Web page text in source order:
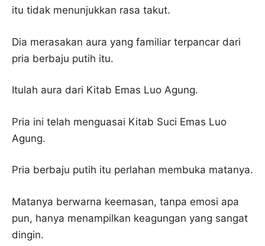
itu tidak menunjukkan rasa takut.
Dia merasakan aura yang familiar terpancar dari
pria berbaju putih itu.
Itulah aura dari Kitab Emas Luo Agung.
Pria ini telah menguasai Kitab Suci Emas Luo
Agung.
Pria berbaju putih itu perlahan membuka matanya.
Matanya berwarna keemasan, tanpa emosi apa
pun, hanya menampilkan keagungan yang sangat
dingin.